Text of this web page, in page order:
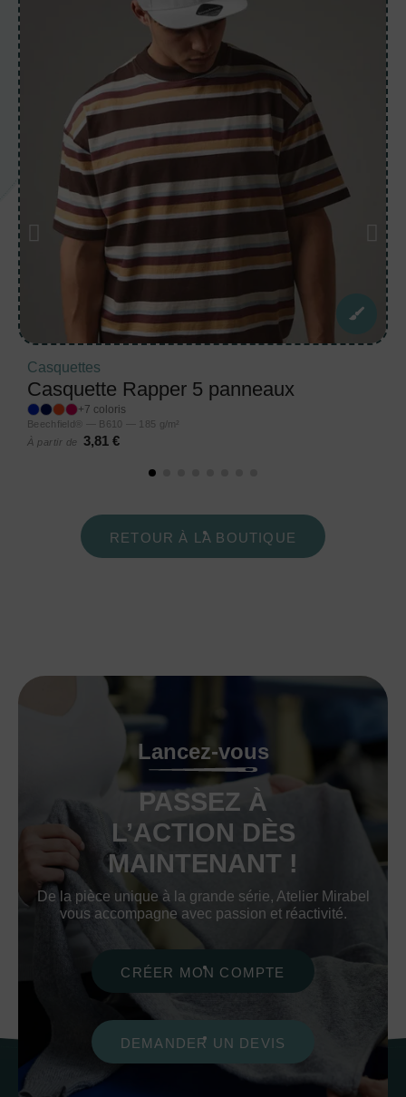
Casquettes
Casquette Rapper 5 panneaux
+7 coloris
Beechfield® — B610 — 185 g/m²
À partir de
3,81 €
RETOUR À LA BOUTIQUE
Lancez-vous
PASSEZ À
L’ACTION DÈS
MAINTENANT !
De la pièce unique à la grande série, Atelier Mirabel
vous accompagne avec passion et réactivité.
CRÉER MON COMPTE
DEMANDER UN DEVIS